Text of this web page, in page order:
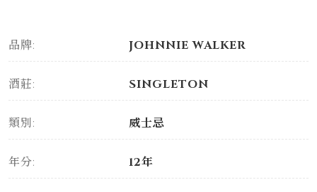
品牌: JOHNNIE WALKER
酒莊: SINGLETON
類別: 威士忌
年分: 12年